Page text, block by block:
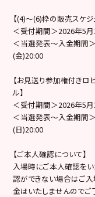
【(4)〜(6)枠の販売スケジ
＜受付期間＞2026年5
＜当選発表～入金期間
(金)20:00
【お見送り参加権付きロ
ル】
＜受付期間＞2026年5
＜当選発表～入金期間
(日)20:00
【ご本人確認について】
入場時にご本人確認を
認ができない場合はご入
金はいたしませんのでご